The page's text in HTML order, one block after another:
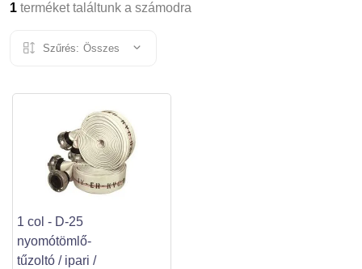
1 terméket találtunk a számodra
Szűrés: Összes
1 col - D-25
nyomótömlő-
tűzoltó / ipari /